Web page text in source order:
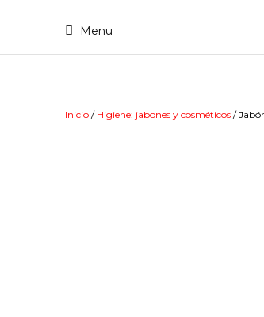
Menu
Inicio / Higiene: jabones y cosméticos /